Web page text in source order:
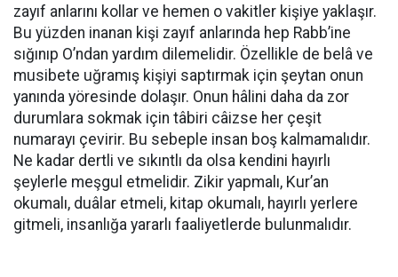
zayıf anlarını kollar ve hemen o vakitler kişiye yaklaşır.
Bu yüzden inanan kişi zayıf anlarında hep Rabb’ine
sığınıp O’ndan yardım dilemelidir. Özellikle de belâ ve
musibete uğramış kişiyi saptırmak için şeytan onun
yanında yöresinde dolaşır. Onun hâlini daha da zor
durumlara sokmak için tâbiri câizse her çeşit
numarayı çevirir. Bu sebeple insan boş kalmamalıdır.
Ne kadar dertli ve sıkıntlı da olsa kendini hayırlı
şeylerle meşgul etmelidir. Zikir yapmalı, Kur’an
okumalı, duâlar etmeli, kitap okumalı, hayırlı yerlere
gitmeli, insanlığa yararlı faaliyetlerde bulunmalıdır.